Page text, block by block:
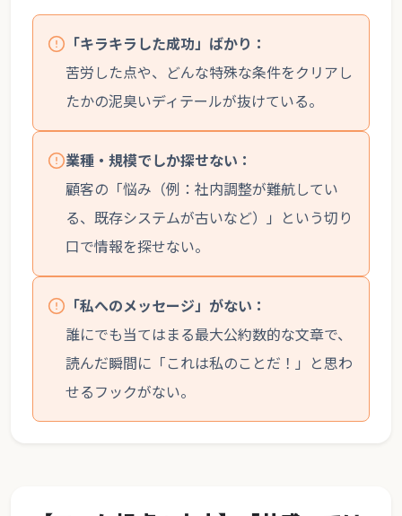
「キラキラした成功」ばかり：
苦労した点や、どんな特殊な条件をクリアし
たかの泥臭いディテールが抜けている。
業種・規模でしか探せない：
顧客の「悩み（例：社内調整が難航してい
る、既存システムが古いなど）」という切り
口で情報を探せない。
「私へのメッセージ」がない：
誰にでも当てはまる最大公約数的な文章で、
読んだ瞬間に「これは私のことだ！」と思わ
せるフックがない。